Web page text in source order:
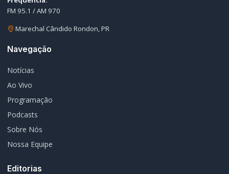
FM 95.1 / AM 970
Marechal Cândido Rondon, PR
Navegação
Notícias
Ao Vivo
Programação
Podcasts
Sobre Nós
Nossa Equipe
Editorias